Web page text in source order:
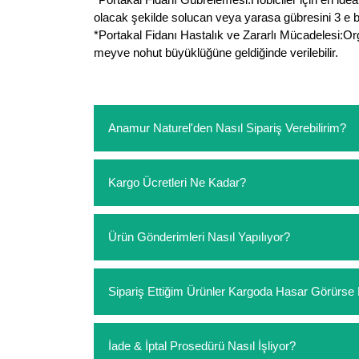
olacak şekilde solucan veya yarasa gübresini 3 e
*Portakal Fidanı Hastalık ve Zararlı
meyve nohut büyüklüğüne geldiğinde verilebilir.
Anamur Naturel'den Nasıl Sipariş Verebilirim?
sipariş verebilirsiniz. Sitemizden vereceğiniz
ödeme yoktur.
Kargo Ücretleri Ne Kadar?
siparişlerinizde sepetinizdeki ürünleri
Ürün Gönderimleri Nasıl Yapılıyor?
Sipariş Ettiğim Ürünler Kargoda Hasar
hasar görmüş ise hemen bizimle iletişime
İade & İptal Prosedürü Nasıl İşliyor?